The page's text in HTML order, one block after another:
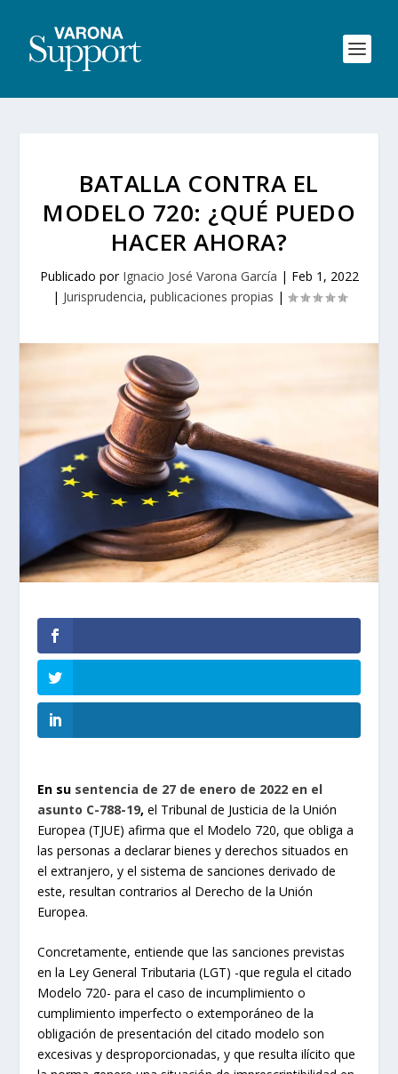
BATALLA CONTRA EL
MODELO 720: ¿QUÉ PUEDO
HACER AHORA?
Publicado por Ignacio José Varona García | Feb 1, 2022
| Jurisprudencia, publicaciones propias |
En su sentencia de 27 de enero de 2022 en el
asunto C-788-19,el Tribunal de Justicia de la Unión
Europea (TJUE) afirma que el Modelo 720, que obliga a
las personas a declarar bienes y derechos situados en
el extranjero, y el sistema de sanciones derivado de
este, resultan contrarios al Derecho de la Unión
Europea.
Concretamente, entiende que las sanciones previstas
en la Ley General Tributaria (LGT) -que regula el citado
Modelo 720- para el caso de incumplimiento o
cumplimiento imperfecto o extemporáneo de la
obligación de presentación del citado modelo son
excesivas y desproporcionadas, y que resulta ilícito que